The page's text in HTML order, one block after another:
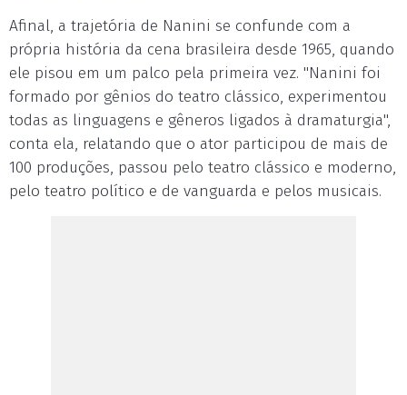
Afinal, a trajetória de Nanini se confunde com a
própria história da cena brasileira desde 1965, quando
ele pisou em um palco pela primeira vez. "Nanini foi
formado por gênios do teatro clássico, experimentou
todas as linguagens e gêneros ligados à dramaturgia",
conta ela, relatando que o ator participou de mais de
100 produções, passou pelo teatro clássico e moderno,
pelo teatro político e de vanguarda e pelos musicais.